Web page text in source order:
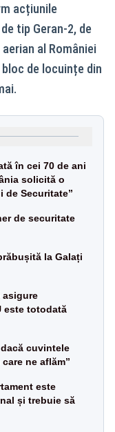
acțiunile
tip Geran-2, de
al României
de locuințe din
în cei 70 de ani
solicită o
de Securitate”
de securitate
la Galați
asigure
este totodată
cuvintele
ne aflăm”
este
și trebuie să